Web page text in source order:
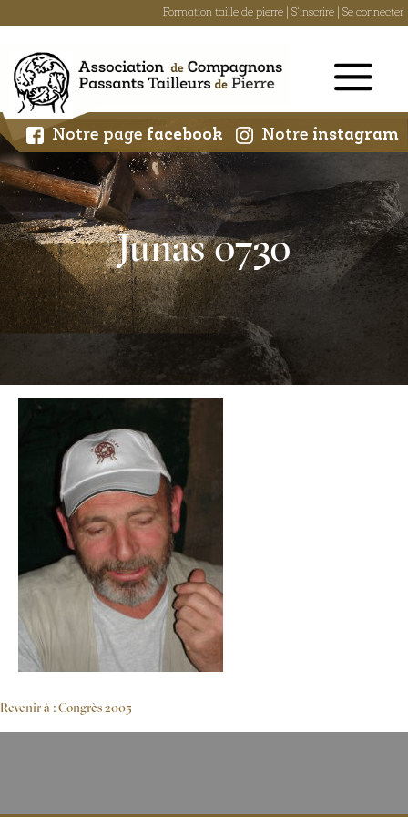
Formation taille de pierre S'inscrire Se connecter
content
Notre page facebook Notre instagram
Junas 0730
Revenir à : Congrès 2005